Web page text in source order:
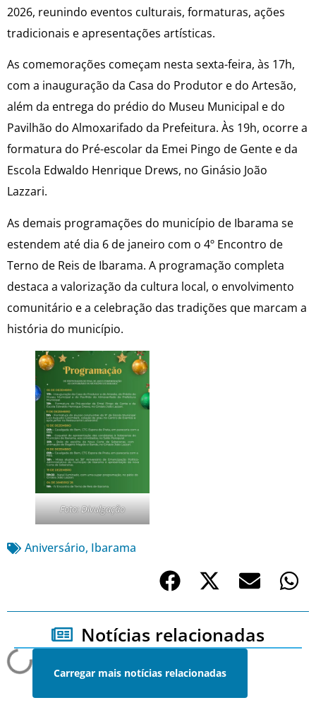
2026, reunindo eventos culturais, formaturas, ações
tradicionais e apresentações artísticas.
As comemorações começam nesta sexta-feira, às 17h,
com a inauguração da Casa do Produtor e do Artesão,
além da entrega do prédio do Museu Municipal e do
Pavilhão do Almoxarifado da Prefeitura. Às 19h, ocorre a
formatura do Pré-escolar da Emei Pingo de Gente e da
Escola Edwaldo Henrique Drews, no Ginásio João
Lazzari.
As demais programações do município de Ibarama se
estendem até dia 6 de janeiro com o 4º Encontro de
Terno de Reis de Ibarama. A programação completa
destaca a valorização da cultura local, o envolvimento
comunitário e a celebração das tradições que marcam a
história do município.
Foto: Divulgação
Aniversário, Ibarama
Notícias relacionadas
Carregar mais notícias relacionadas